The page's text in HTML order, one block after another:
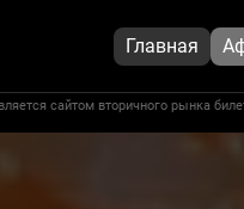
Главная
сайтом вторичного рынка